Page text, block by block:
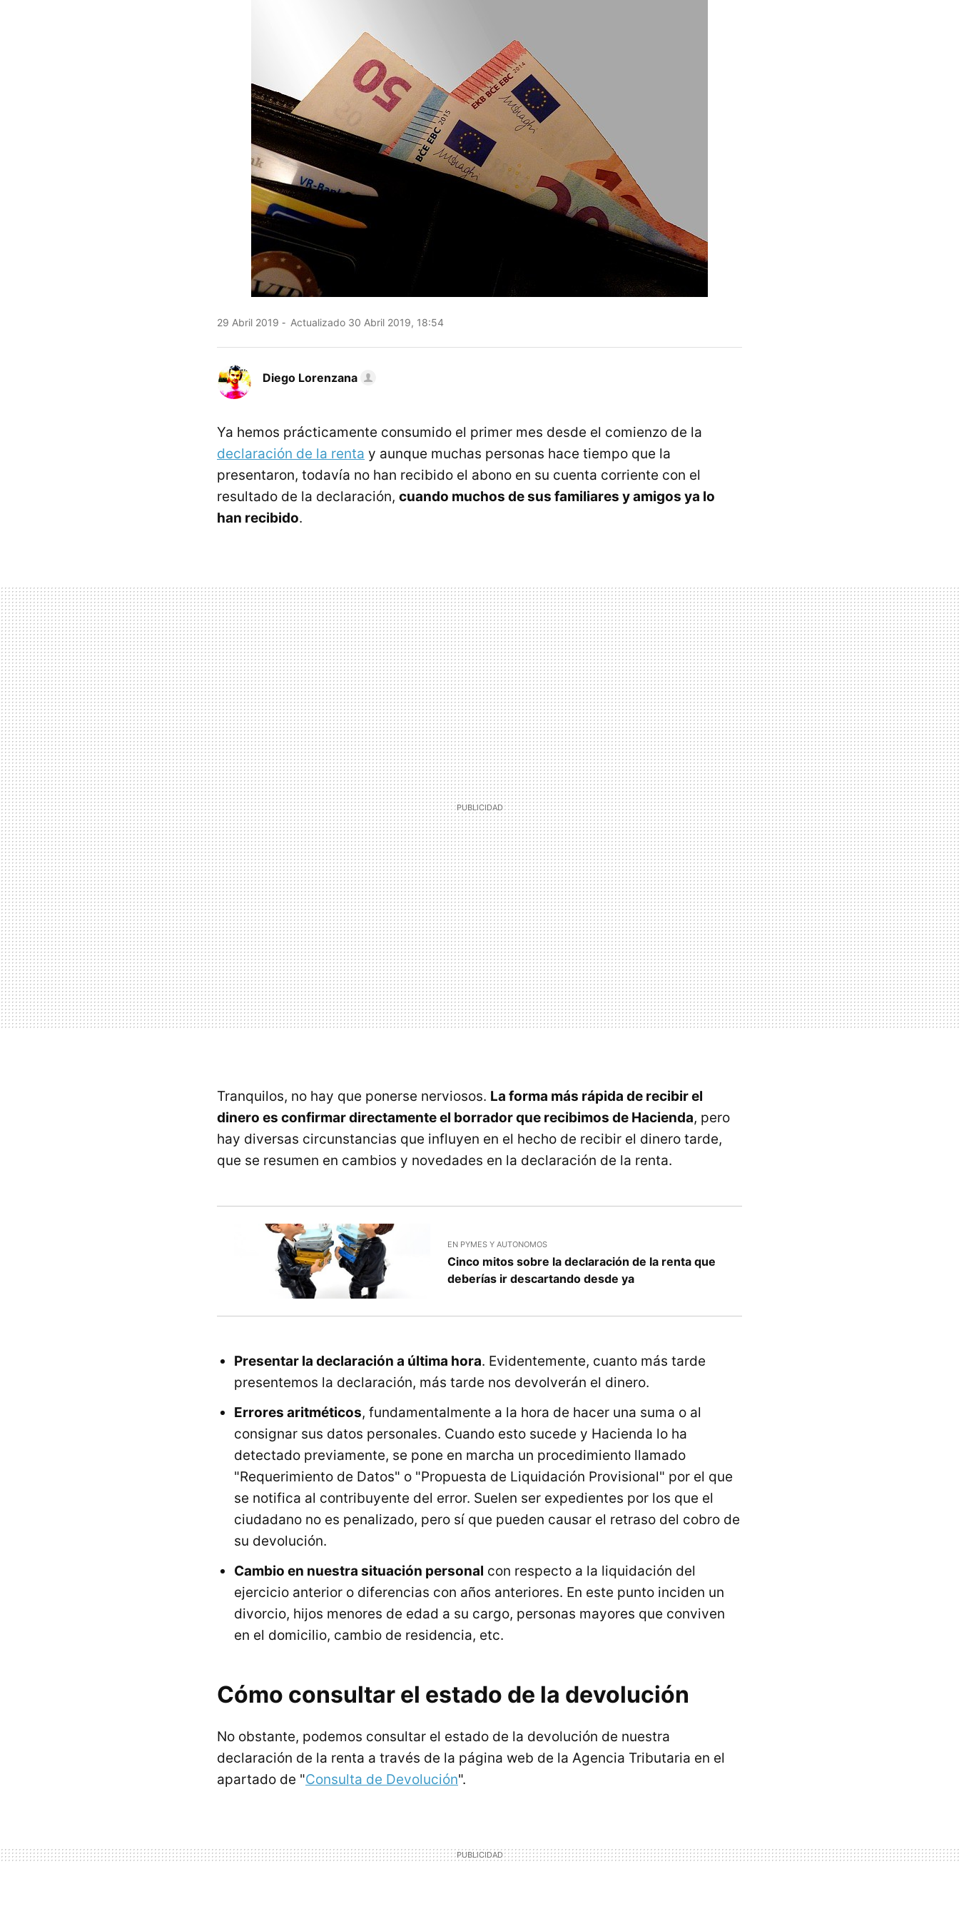
29 Abril 2019 Actualizado 30 Abril 2019, 18:54
Diego Lorenzana
Ya hemos prácticamente consumido el primer mes desde el comienzo de la
declaración de la renta y aunque muchas personas hace tiempo que la
presentaron, todavía no han recibido el abono en su cuenta corriente con el
resultado de la declaración, cuando muchos de sus familiares y amigos ya lo
han recibido.
Tranquilos, no hay que ponerse nerviosos. La forma más rápida de recibir el
dinero es confirmar directamente el borrador que recibimos de Hacienda, pero
hay diversas circunstancias que influyen en el hecho de recibir el dinero tarde,
que se resumen en cambios y novedades en la declaración de la renta.
EN PYMES Y AUTONOMOS
Cinco mitos sobre la declaración de la renta que
deberías ir descartando desde ya
Presentar la declaración a última hora. Evidentemente, cuanto más tarde
presentemos la declaración, más tarde nos devolverán el dinero.
Errores aritméticos, fundamentalmente a la hora de hacer una suma o al
consignar sus datos personales. Cuando esto sucede y Hacienda lo ha
detectado previamente, se pone en marcha un procedimiento llamado
"Requerimiento de Datos" o "Propuesta de Liquidación Provisional" por el que
se notifica al contribuyente del error. Suelen ser expedientes por los que el
ciudadano no es penalizado, pero sí que pueden causar el retraso del cobro de
su devolución.
Cambio en nuestra situación personal con respecto a la liquidación del
ejercicio anterior o diferencias con años anteriores. En este punto inciden un
divorcio, hijos menores de edad a su cargo, personas mayores que conviven
en el domicilio, cambio de residencia, etc.
Cómo consultar el estado de la devolución
No obstante, podemos consultar el estado de la devolución de nuestra
declaración de la renta a través de la página web de la Agencia Tributaria en el
apartado de "Consulta de Devolución".